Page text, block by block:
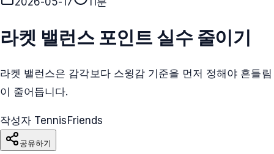
라켓 밸런스 포인트 실수 줄이기
라켓 밸런스은 감각보다 스윙감 기준을 먼저 정해야 흔들림
이 줄어듭니다.
작성자 TennisFriends
공유하기